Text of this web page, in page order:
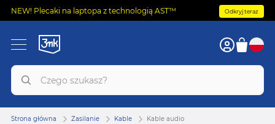
NEW! Plecaki na laptopa z technologią AST™ Odkryj teraz
Strona główna Zasilanie Kable Kable audio